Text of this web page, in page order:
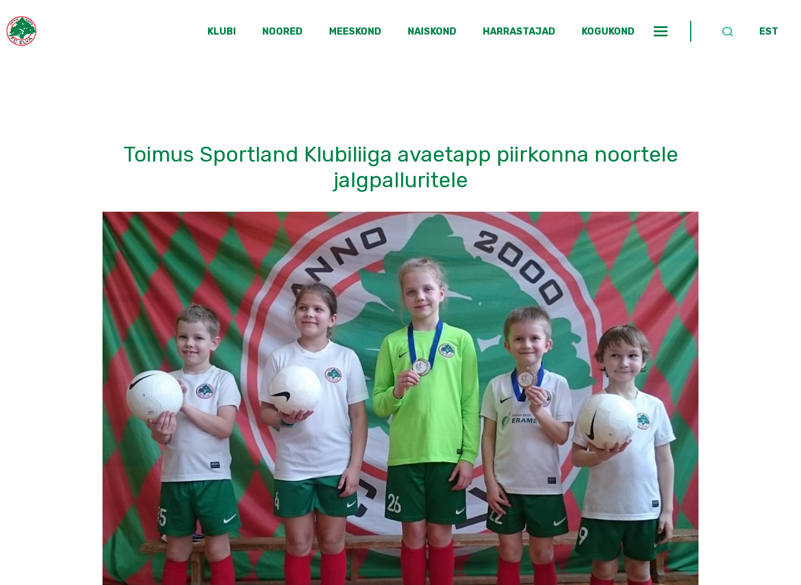
KLUBI NOORED MEESKOND NAISKOND HARRASTAJAD KOGUKOND EST
Toimus Sportland Klubiliiga avaetapp piirkonna noortele
jalgpalluritele